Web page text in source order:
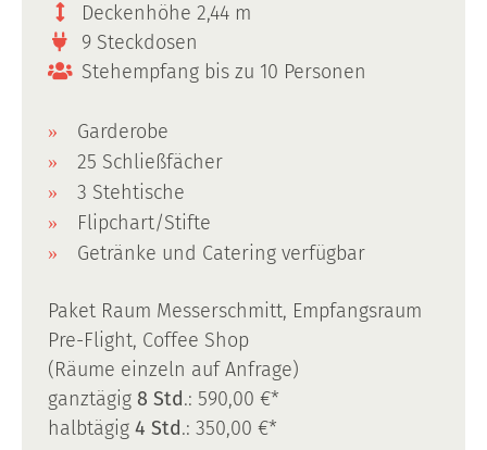
Deckenhöhe 2,44 m
9 Steckdosen
Stehempfang bis zu 10 Personen
Garderobe
25 Schließfächer
3 Stehtische
Flipchart/Stifte
Getränke und Catering verfügbar
Paket Raum Messerschmitt, Empfangsraum
Pre-Flight, Coffee Shop
(Räume einzeln auf Anfrage)
ganztägig 8 Std.: 590,00 €*
halbtägig 4 Std.: 350,00 €*